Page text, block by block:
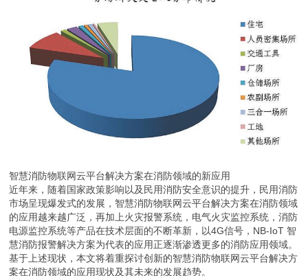
智慧消防物联网云平台解决方案在消防领域的新应用
近年来，随着国家政策影响以及民用消防安全意识的提升，民用消防
市场呈现爆发式的发展，智慧消防物联网云平台解决方案在消防领域
的应用越来越广泛，再加上火灾报警系统，电气火灾监控系统，消防
电源监控系统等产品在技术层面的不断革新，以4G信号，NB-IoT 智
慧消防报警解决方案为代表的应用正逐渐渗透更多的消防应用领域。
基于上述现状，本文将着重探讨创新的智慧消防物联网云平台解决方
案在消防领域的应用现状及其未来的发展趋势。